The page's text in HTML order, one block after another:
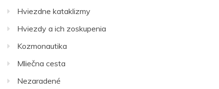
Hviezdne kataklizmy
Hviezdy a ich zoskupenia
Kozmonautika
Mliečna cesta
Nezaradené